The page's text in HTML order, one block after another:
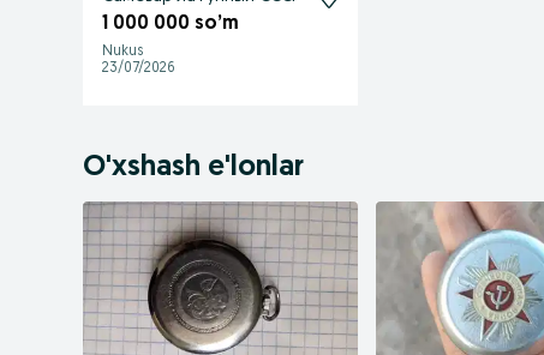
1 000 000 so’m
Nukus
23/07/2026
O'xshash e'lonlar